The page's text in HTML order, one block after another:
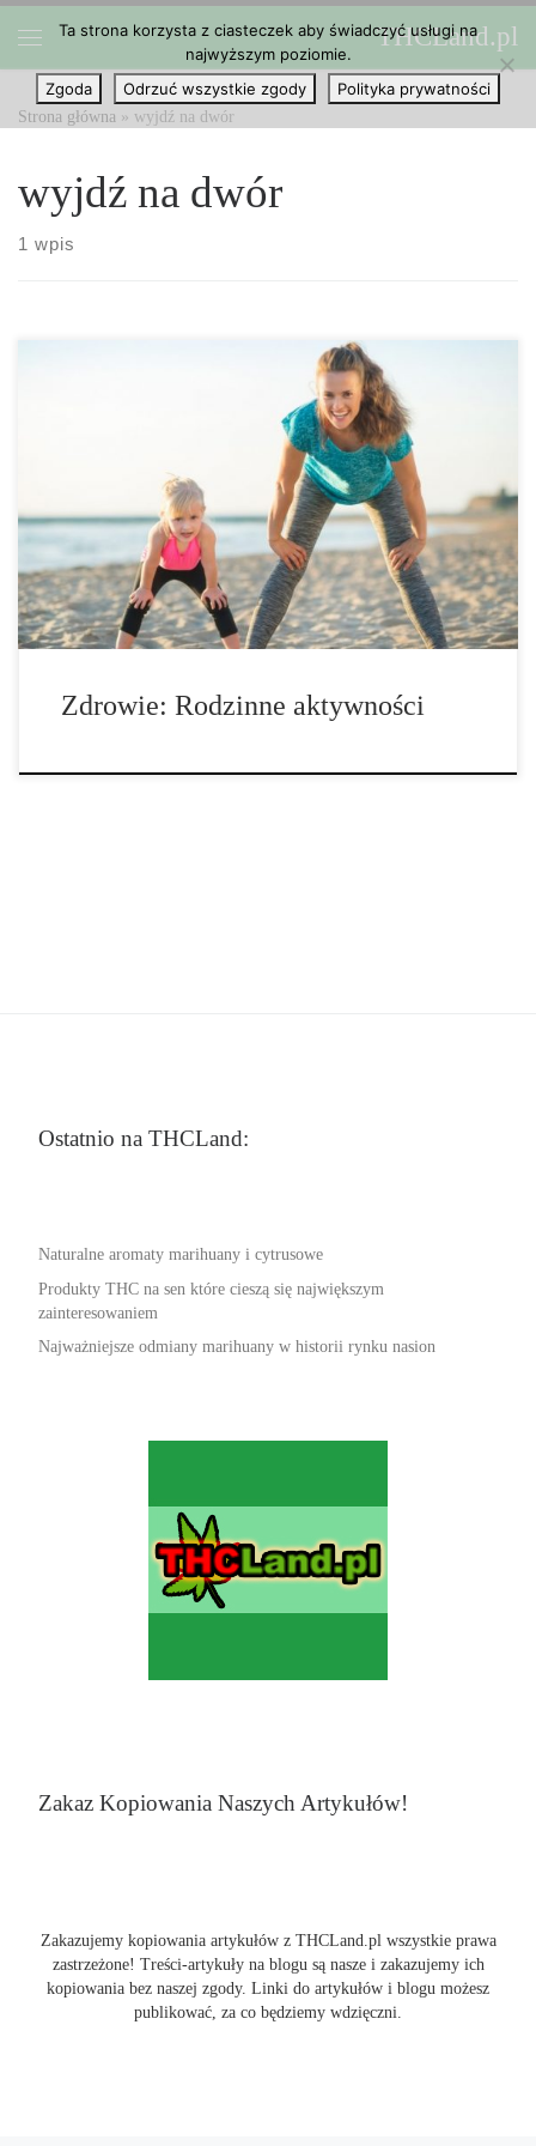
Przejdź do treści THCLand.pl
Strona główna » wyjdź na dwór
wyjdź na dwór
1 wpis
Wiosna i lato to doskonały czas, aby wyjść na zewnątrz i spędzić
trochę czasu z dziećmi, mimo że może być ciężko odciągnąć ich
od iPadów, telewizora czy gier wideo. Jeżeli brak ci pomysłów w
jaki sposób cieszyć się piękną pogodą […]
Zdrowie: Rodzinne aktywności
Ostatnio na THCLand:
Naturalne aromaty marihuany i cytrusowe
Produkty THC na sen które cieszą się największym
zainteresowaniem
Najważniejsze odmiany marihuany w historii rynku nasion
Zakaz Kopiowania Naszych Artykułów!
Zakazujemy kopiowania artykułów z THCLand.pl wszystkie prawa
zastrzeżone! Treści-artykuły na blogu są nasze i zakazujemy ich
kopiowania bez naszej zgody. Linki do artykułów i blogu możesz
publikować, za co będziemy wdzięczni.
Ta strona korzysta z ciasteczek aby świadczyć usługi na
najwyższym poziomie.
Zgoda
Odrzuć wszystkie zgody Polityka prywatności